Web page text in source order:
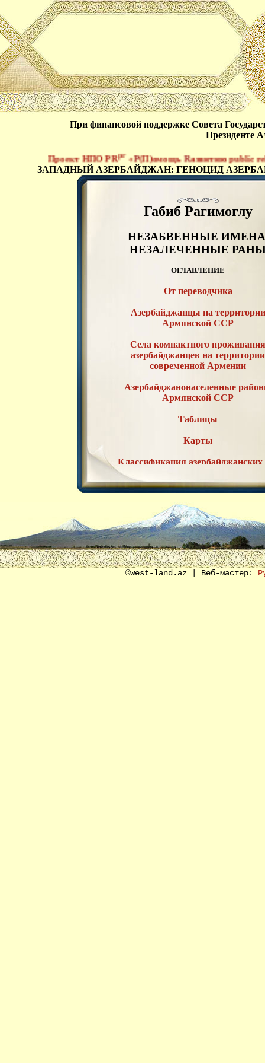
При финансовой поддержке Совета
Президенте
Проект НПО PRpr«Р(П)омощьRазвитию public
ЗАПАДНЫЙ АЗЕРБАЙДЖАН: ГЕНОЦИД
Габиб Рагимоглу
НЕЗАБВЕННЫЕ
НЕЗАЛЕЧЕННЫЕ
ОГЛАВЛЕНИЕ
От переводчика
Азербайджанцы на территории
Армянской ССР
Села компактного
азербайджанцев на территории
современной Армении
Азербайджанонаселенные
Армянской ССР
Таблицы
Карты
Классификация азербайджанских
Список литературы
©west-land.az | Веб-мастер: